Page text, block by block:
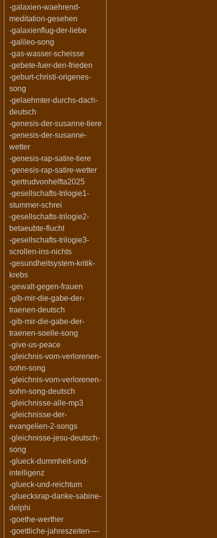
-galaxien-waehrend-
meditation-gesehen
-galaxienflug-der-liebe
-galileo-song
-gas-wasser-scheisse
-gebete-fuer-den-frieden
-geburt-christi-origenes-
song
-gelaehmter-durchs-dach-
deutsch
-genesis-der-susanne-tiere
-genesis-der-susanne-
wetter
-genesis-rap-satire-tiere
-genesis-rap-satire-wetter
-gertrudvonhelfta2025
-gesellschafts-trilogie1-
stummer-schrei
-gesellschafts-trilogie2-
betaeubte-flucht
-gesellschafts-trilogie3-
scrollen-ins-nichts
-gesundheitsystem-kritik-
krebs
-gewalt-gegen-frauen
-gib-mir-die-gabe-der-
traenen-deutsch
-gib-mir-die-gabe-der-
traenen-soelle-song
-give-us-peace
-gleichnis-vom-verlorenen-
sohn-song
-gleichnis-vom-verlorenen-
sohn-song-deutsch
-gleichnisse-alle-mp3
-gleichnisse-der-
evangelien-2-songs
-gleichnisse-jesu-deutsch-
song
-glueck-dummheit-und-
intelligenz
-glueck-und-reichtum
-gluecksrap-danke-sabine-
delphi
-goethe-werther
-goettliche-jahreszeiten----